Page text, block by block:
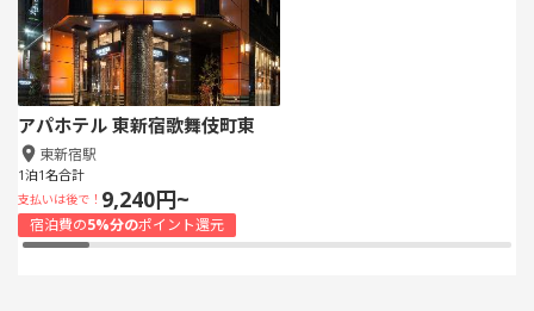
アパホテル 東新宿歌舞伎町東
東新宿駅
1泊1名合計
支払いは後で！ 9,240円~
宿泊費の5%分のポイント還元